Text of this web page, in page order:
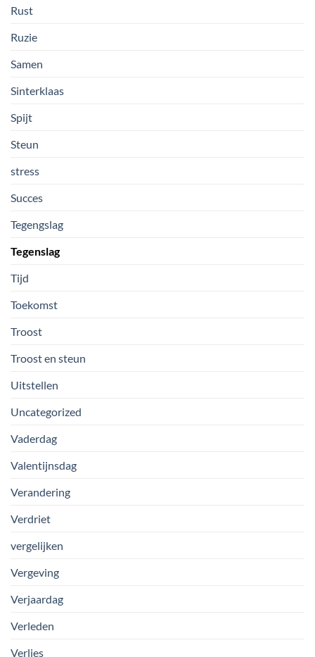
Rust
Ruzie
Samen
Sinterklaas
Spijt
Steun
stress
Succes
Tegengslag
Tegenslag
Tijd
Toekomst
Troost
Troost en steun
Uitstellen
Uncategorized
Vaderdag
Valentijnsdag
Verandering
Verdriet
vergelijken
Vergeving
Verjaardag
Verleden
Verlies